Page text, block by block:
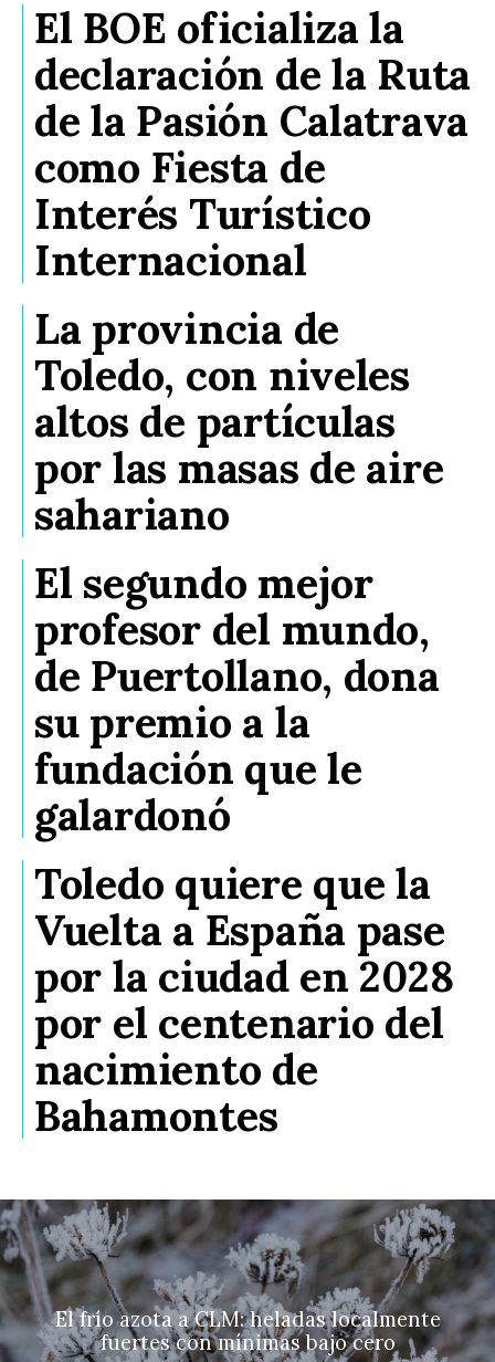
El BOE oficializa la
declaración de la Ruta
de la Pasión Calatrava
como Fiesta de
Interés Turístico
Internacional
La provincia de
Toledo, con niveles
altos de partículas
por las masas de aire
sahariano
El segundo mejor
profesor del mundo,
de Puertollano, dona
su premio a la
fundación que le
galardonó
Toledo quiere que la
Vuelta a España pase
por la ciudad en 2028
por el centenario del
nacimiento de
Bahamontes
El frío azota a CLM: heladas localmente
fuertes con mínimas bajo cero